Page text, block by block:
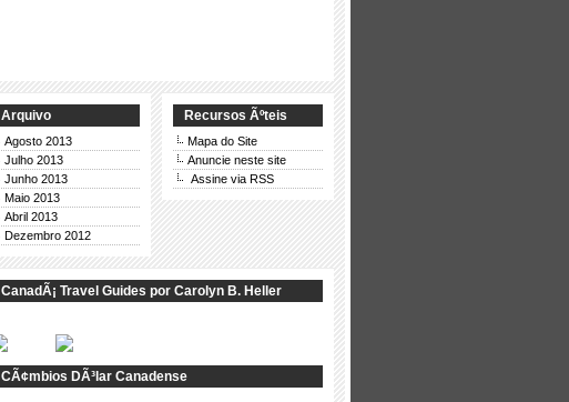
Arquivo
Agosto 2013
Julho 2013
Junho 2013
Maio 2013
Abril 2013
Dezembro 2012
Recursos Ãºteis
Mapa do Site
Anuncie neste site
Assine via RSS
CanadÃ¡ Travel Guides por Carolyn B. Heller
CÃ¢mbios DÃ³lar Canadense